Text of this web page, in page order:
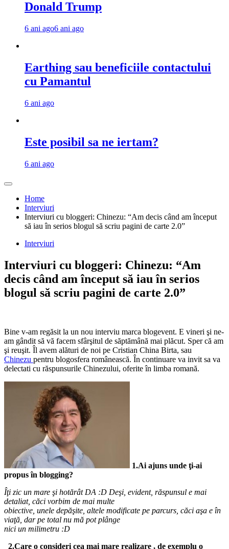
Donald Trump
6 ani ago6 ani ago
Earthing sau beneficiile contactului
cu Pamantul
6 ani ago
Este posibil sa ne iertam?
6 ani ago
Home
Interviuri
Interviuri cu bloggeri: Chinezu: “Am decis când am început
să iau în serios blogul să scriu pagini de carte 2.0”
Interviuri
Interviuri cu bloggeri: Chinezu: “Am
decis când am început să iau în serios
blogul să scriu pagini de carte 2.0”
Bine v-am regăsit la un nou interviu marca blogevent. E vineri şi ne-
am gândit să vă facem sfârşitul de săptămână mai plăcut. Sper că am
şi reuşit. Îl avem alături de noi pe Cristian China Birta, sau
Chinezu pentru blogosfera românească. În continuare va invit sa va
delectati cu răspunsurile Chinezului, oferite în limba romană.
1.Ai ajuns unde ţi-ai
propus în blogging?
Îţi zic un mare şi hotărât DA :D Deşi, evident, răspunsul e mai
detaliat, căci vorbim de mai multe
obiective, unele depăşite, altele modificate pe parcurs, căci aşa e în
viaţă, dar pe total nu mă pot plânge
nici un milimetru :D
2.Care o consideri cea mai mare realizare , de exemplu o